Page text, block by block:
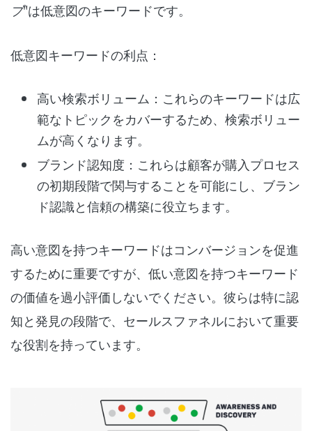
プ"は低意図のキーワードです。
低意図キーワードの利点：
高い検索ボリューム：これらのキーワードは広
範なトピックをカバーするため、検索ボリュー
ムが高くなります。
ブランド認知度：これらは顧客が購入プロセス
の初期段階で関与することを可能にし、ブラン
ド認識と信頼の構築に役立ちます。
高い意図を持つキーワードはコンバージョンを促進
するために重要ですが、低い意図を持つキーワード
の価値を過小評価しないでください。彼らは特に認
知と発見の段階で、セールスファネルにおいて重要
な役割を持っています。